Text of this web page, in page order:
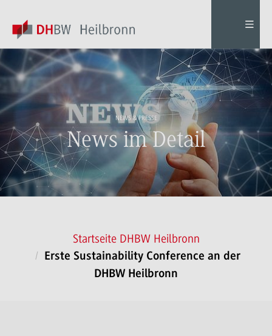
NEWS & PRESSE
News im Detail
Startseite DHBW Heilbronn
Erste Sustainability Conference an der
DHBW Heilbronn